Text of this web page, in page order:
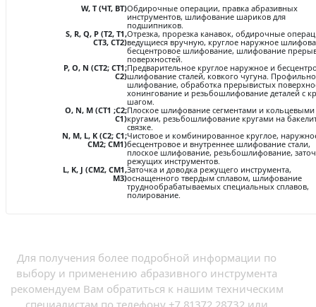
Огнеупорная SiC смесь
Крышка
W, T (ЧТ, ВТ)Обдирочные операции, правка абразивных
инструментов, шлифование шариков для
подшипников.
S, R, Q, P (Т2, Т1,
СТ3, СТ2)
Отрезка, прорезка канавок, обдирочные
ведущиеся вручную, круглое наружное
бесцентровое шлифование, шлифование
поверхностей.
P, O, N (СТ2; СТ1;
С2)
Предварительное круглое наружное и
шлифование сталей, ковкого чугуна.
шлифование, обработка прерывистых
хонингование и резьбошлифование деталей с
шагом.
O, N, M (СТ1 ;С2;
С1)
Плоское шлифование сегментами и кольцевыми
кругами, резьбошлифование кругами на
связке.
N, M, L, K (С2; С1;
СМ2; СМ1)
Чистовое и комбинированное круглое,
бесцентровое и внутреннее шлифование стали,
плоское шлифование, резьбошлифование,
режущих инструментов.
L, K, J (CM2, CM1,
M3)
Заточка и доводка режущего инструмента,
оснащенного твердым сплавом, шлифование
труднообрабатываемых специальных сплавов,
полирование.
Для получения более подробной информации по
выбору и применению абразивного инструмента
рекомендуем Вам обратиться к нашим техническим
специалистам по телефону +7 81372 28732 или